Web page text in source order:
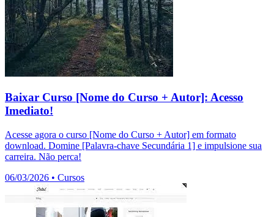
Baixar Curso [Nome do Curso + Autor]: Acesso
Imediato!
Acesse agora o curso [Nome do Curso + Autor] em formato
download. Domine [Palavra-chave Secundária 1] e impulsione sua
carreira. Não perca!
06/03/2026 • Cursos